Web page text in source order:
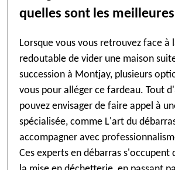
quelles sont les
Lorsque vous vous retrouvez face à
redoutable de vider une maison
succession à Montjay, plusieurs
vous pour alléger ce fardeau. Tout
pouvez envisager de faire appel à
spécialisée, comme L'art du
accompagner avec
Ces experts en débarras s'occupent